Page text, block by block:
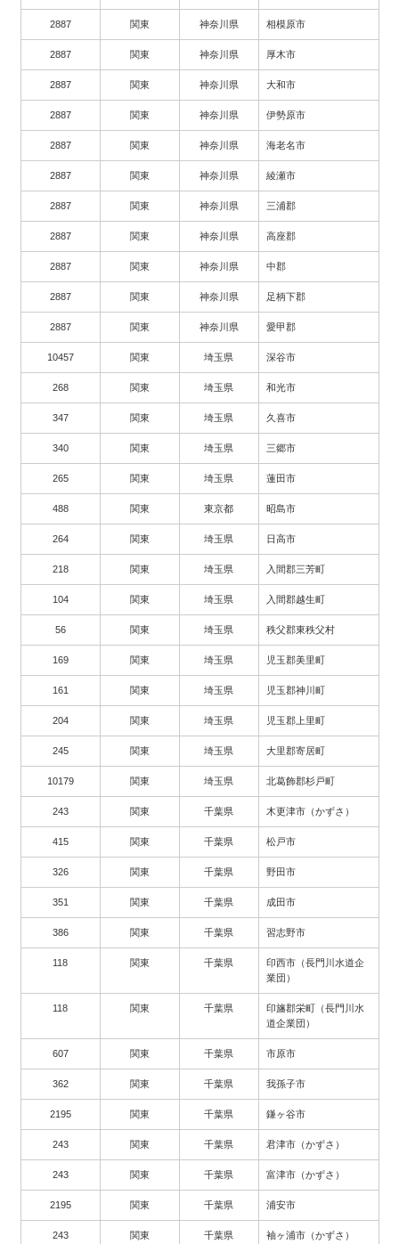
2887 関東 神奈川県 相模原市
2887 関東 神奈川県 厚木市
2887 関東 神奈川県 大和市
2887 関東 神奈川県 伊勢原市
2887 関東 神奈川県 海老名市
2887 関東 神奈川県 綾瀬市
2887 関東 神奈川県 三浦郡
2887 関東 神奈川県 高座郡
2887 関東 神奈川県 中郡
2887 関東 神奈川県 足柄下郡
2887 関東 神奈川県 愛甲郡
10457 関東 埼玉県 深谷市
268 関東 埼玉県 和光市
347 関東 埼玉県 久喜市
340 関東 埼玉県 三郷市
265 関東 埼玉県 蓮田市
488 関東 東京都 昭島市
264 関東 埼玉県 日高市
218 関東 埼玉県 入間郡三芳町
104 関東 埼玉県 入間郡越生町
56 関東 埼玉県 秩父郡東秩父村
169 関東 埼玉県 児玉郡美里町
161 関東 埼玉県 児玉郡神川町
204 関東 埼玉県 児玉郡上里町
245 関東 埼玉県 大里郡寄居町
10179 関東 埼玉県 北葛飾郡杉戸町
243 関東 千葉県 木更津市（かずさ）
415 関東 千葉県 松戸市
326 関東 千葉県 野田市
351 関東 千葉県 成田市
386 関東 千葉県 習志野市
118 関東 千葉県
印西市（長門川水道企
業団）
118 関東 千葉県
印旛郡栄町（長門川水
道企業団）
607 関東 千葉県 市原市
362 関東 千葉県 我孫子市
2195 関東 千葉県 鎌ヶ谷市
243 関東 千葉県 君津市（かずさ）
243 関東 千葉県 富津市（かずさ）
2195 関東 千葉県 浦安市
243 関東 千葉県 袖ヶ浦市（かずさ）